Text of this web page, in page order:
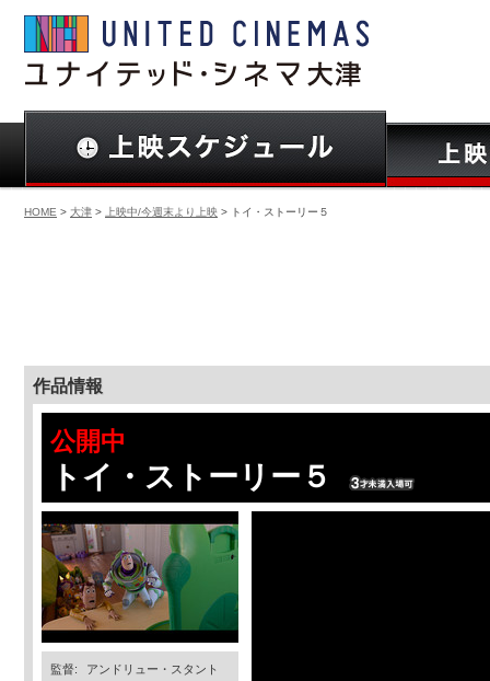
HOME > 大津 > 上映中/今週末より上映 > トイ・ストーリー５
作品情報
公開中
トイ・ストーリー５
監督:
アンドリュー・スタント